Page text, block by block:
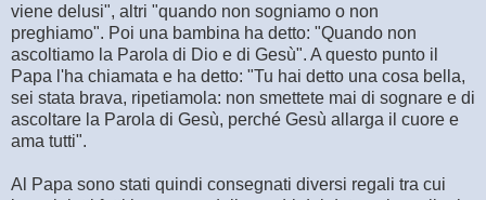
viene delusi", altri "quando non sogniamo o non
preghiamo". Poi una bambina ha detto: "Quando non
ascoltiamo la Parola di Dio e di Gesù". A questo punto il
Papa l'ha chiamata e ha detto: "Tu hai detto una cosa bella,
sei stata brava, ripetiamola: non smettete mai di sognare e di
ascoltare la Parola di Gesù, perché Gesù allarga il cuore e
ama tutti".
Al Papa sono stati quindi consegnati diversi regali tra cui